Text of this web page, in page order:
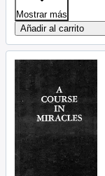
Mostrar más
Añadir al carrito